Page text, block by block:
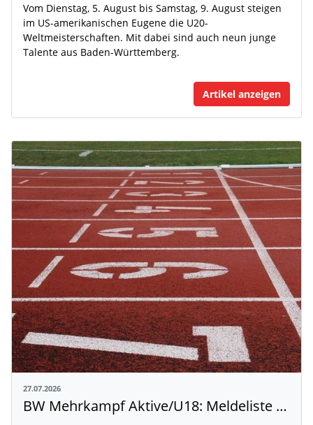
Vom Dienstag, 5. August bis Samstag, 9. August steigen
im US-amerikanischen Eugene die U20-
Weltmeisterschaften. Mit dabei sind auch neun junge
Talente aus Baden-Württemberg.
Artikel anzeigen
27.07.2026
BW Mehrkampf Aktive/U18: Meldeliste mit Riegeneinteilung und Rahmenzeitplan veröffentlicht